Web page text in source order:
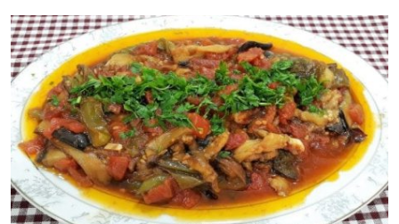
Gıda Sözlüğü & Nedir?
Yemek Tarifleri & Menüler